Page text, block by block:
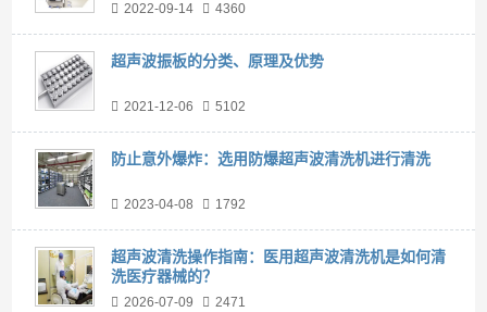
2022-09-14 4360
超声波振板的分类、原理及优势
2021-12-06 5102
防止意外爆炸：选用防爆超声波清洗机进行清洗
2023-04-08 1792
超声波清洗操作指南：医用超声波清洗机是如何清
洗医疗器械的？
2026-07-09 2471